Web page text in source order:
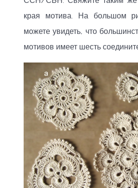
края мотива. На большом
можете увидеть, что
мотивов имеет шесть